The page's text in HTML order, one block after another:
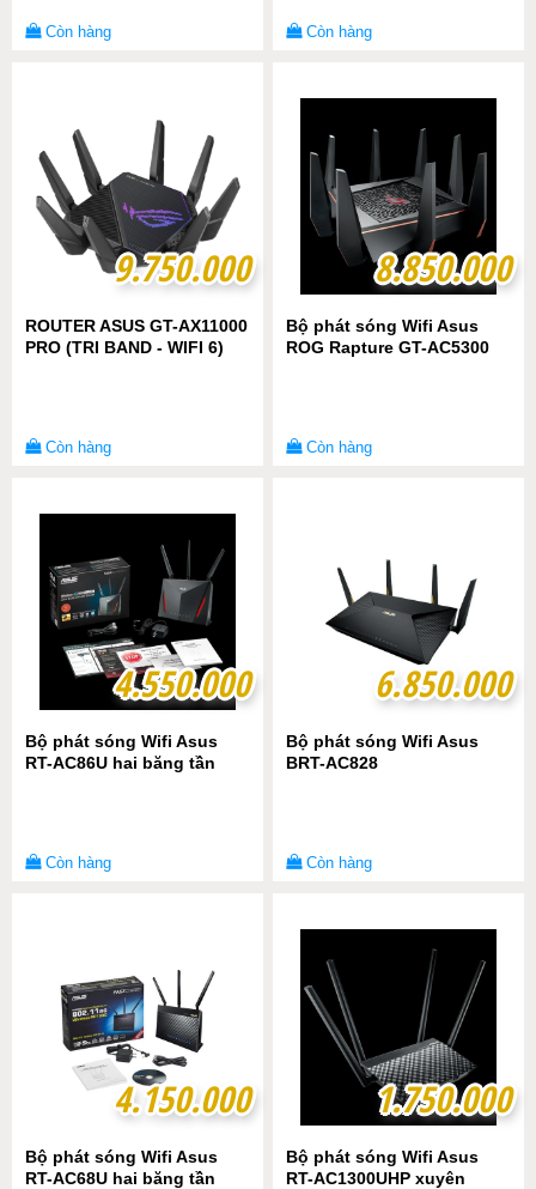
Còn hàng Còn hàng
9.750.000
9.750.000
ROUTER ASUS GT-AX11000
PRO (TRI BAND - WIFI 6)
Còn hàng
8.850.000
8.850.000
Bộ phát sóng Wifi Asus
ROG Rapture GT-AC5300
Còn hàng
4.550.000
4.550.000
Bộ phát sóng Wifi Asus
RT-AC86U hai băng tần
Còn hàng
6.850.000
6.850.000
Bộ phát sóng Wifi Asus
BRT-AC828
Còn hàng
4.150.000
4.150.000
Bộ phát sóng Wifi Asus
RT-AC68U hai băng tần
1.750.000
1.750.000
Bộ phát sóng Wifi Asus
RT-AC1300UHP xuyên